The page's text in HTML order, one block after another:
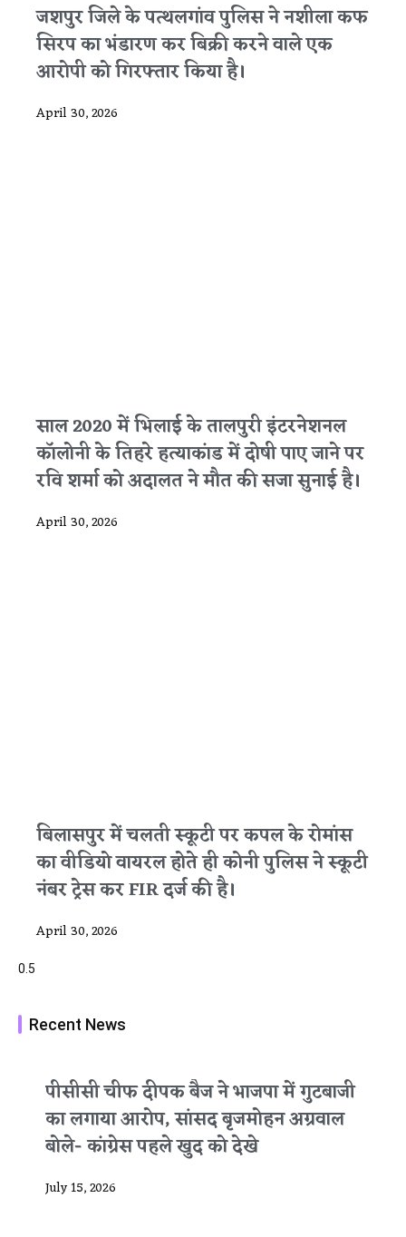
जशपुर जिले के पत्थलगांव पुलिस ने नशीला कफ
सिरप का भंडारण कर बिक्री करने वाले एक
आरोपी को गिरफ्तार किया है।
April 30, 2026
साल 2020 में भिलाई के तालपुरी इंटरनेशनल
कॉलोनी के तिहरे हत्याकांड में दोषी पाए जाने पर
रवि शर्मा को अदालत ने मौत की सजा सुनाई है।
April 30, 2026
बिलासपुर में चलती स्कूटी पर कपल के रोमांस
का वीडियो वायरल होते ही कोनी पुलिस ने स्कूटी
नंबर ट्रेस कर FIR दर्ज की है।
April 30, 2026
Recent News
पीसीसी चीफ दीपक बैज ने भाजपा में गुटबाजी
का लगाया आरोप, सांसद बृजमोहन अग्रवाल
बोले- कांग्रेस पहले खुद को देखे
July 15, 2026